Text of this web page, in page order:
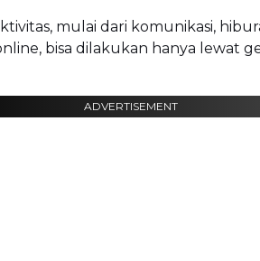
mulai dari komunikasi,
bisa dilakukan hanya lewat
ADVERTISEMENT